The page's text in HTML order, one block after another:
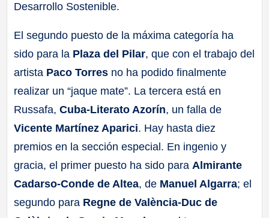
Desarrollo Sostenible.
El segundo puesto de la máxima categoría ha
sido para la Plaza del Pilar, que con el trabajo del
artista Paco Torres no ha podido finalmente
realizar un “jaque mate”. La tercera está en
Russafa,Cuba-Literato Azorín, un falla de
Vicente Martínez Aparici. Hay hasta diez
premios en la sección especial. En ingenio y
gracia, el primer puesto ha sido paraAlmirante
Cadarso-Conde de Altea, de Manuel Algarra; el
segundo para Regne de València-Duc de